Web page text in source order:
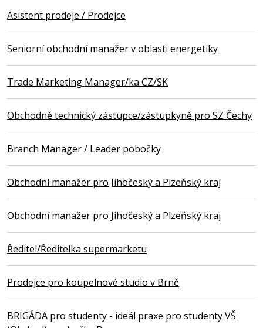
Asistent prodeje / Prodejce
Seniorní obchodní manažer v oblasti energetiky
Trade Marketing Manager/ka CZ/SK
Obchodně technický zástupce/zástupkyně pro SZ Čechy
Branch Manager / Leader pobočky
Obchodní manažer pro Jihočeský a Plzeňský kraj
Obchodní manažer pro Jihočeský a Plzeňský kraj
Ředitel/Ředitelka supermarketu
Prodejce pro koupelnové studio v Brně
BRIGÁDA pro studenty - ideál praxe pro studenty VŠ